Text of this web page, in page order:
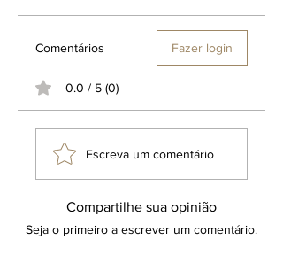
Comentários Fazer login
0.0 / 5 (0)
Escreva um comentário
Compartilhe sua opinião
Seja o primeiro a escrever um comentário.